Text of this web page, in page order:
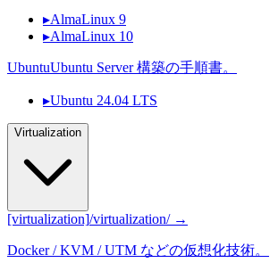
▸AlmaLinux 9
▸AlmaLinux 10
UbuntuUbuntu Server 構築の手順書。
▸Ubuntu 24.04 LTS
Virtualization
[virtualization]/virtualization/ →
Docker / KVM / UTM などの仮想化技術。